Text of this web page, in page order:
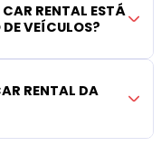
RENTAL ESTÁ
VEÍCULOS?
RENTAL DA